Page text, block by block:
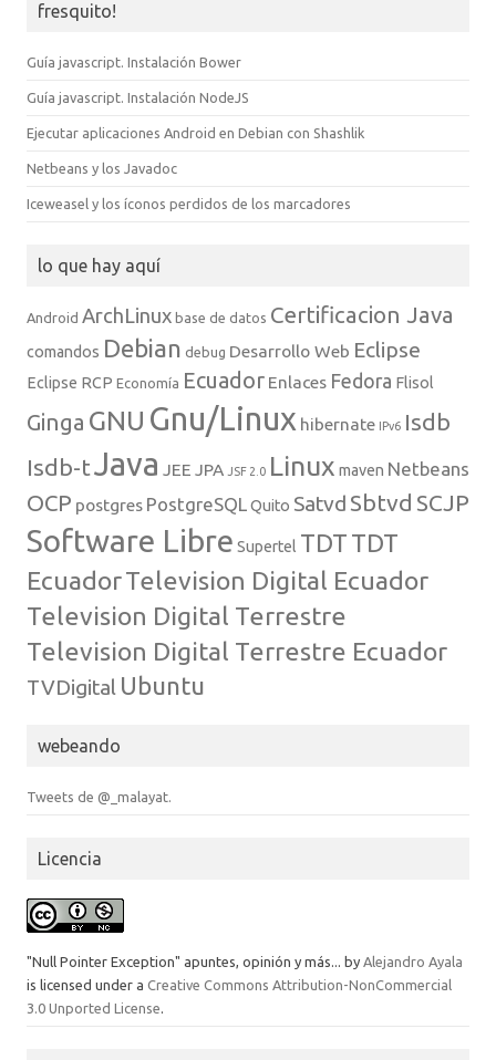
fresquito!
Guía javascript. Instalación Bower
Guía javascript. Instalación NodeJS
Ejecutar aplicaciones Android en Debian con Shashlik
Netbeans y los Javadoc
Iceweasel y los íconos perdidos de los marcadores
lo que hay aquí
Android ArchLinux base de datos Certificacion Java
comandos Debian debug Desarrollo Web Eclipse
Eclipse RCP Economía Ecuador Enlaces Fedora Flisol
Ginga GNU Gnu/Linux hibernate IPv6 Isdb
Isdb-tJava JEE JPA JSF 2.0 Linux maven Netbeans
OCP postgres PostgreSQLQuito Satvd Sbtvd SCJP
Software Libre Supertel TDT TDT
EcuadorTelevision Digital Ecuador
Television Digital Terrestre
Television Digital Terrestre Ecuador
TVDigital Ubuntu
webeando
Tweets de @_malayat.
Licencia
"Null Pointer Exception" apuntes, opinión y más... by Alejandro Ayala
is licensed under a Creative Commons Attribution-NonCommercial
3.0 Unported License.